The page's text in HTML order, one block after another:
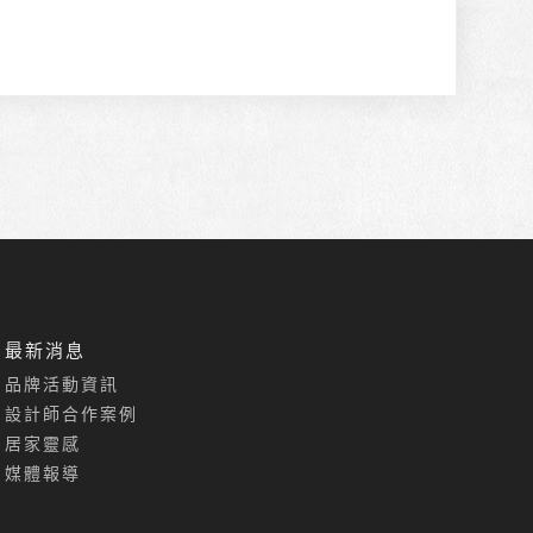
最新消息
品牌活動資訊
設計師合作案例
居家靈感
媒體報導